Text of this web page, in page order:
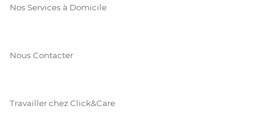
Nos Services à Domicile
Nous Contacter
Travailler chez Click&Care